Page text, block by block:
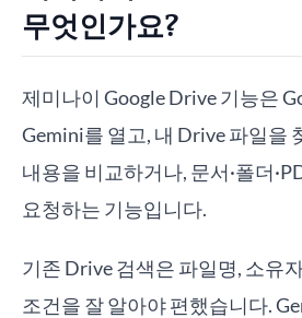
무엇인가요?
제미나이 Google Drive 기능은
Gemini를 열고, 내 Drive 파일을
내용을 비교하거나, 문서·폴더
요청하는 기능입니다.
기존 Drive 검색은 파일명, 소유
조건을 잘 알아야 편했습니다.